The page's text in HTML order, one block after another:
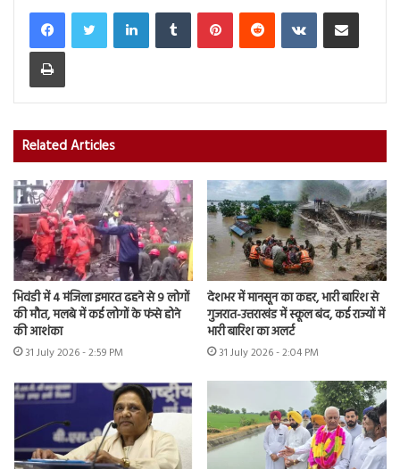
LinkedInTumblr PinterestReddit VKontakteShare via Email
Print
Related Articles
भिवंडी में 4 मंजिला इमारत ढहने से 9 लोगों
की मौत, मलबे में कई लोगों के फंसे होने
की आशंका
31 July 2026 - 2:59 PM
देशभर में मानसून का कहर, भारी बारिश से
गुजरात-उत्तराखंड में स्कूल बंद, कई राज्यों में
भारी बारिश का अलर्ट
31 July 2026 - 2:04 PM